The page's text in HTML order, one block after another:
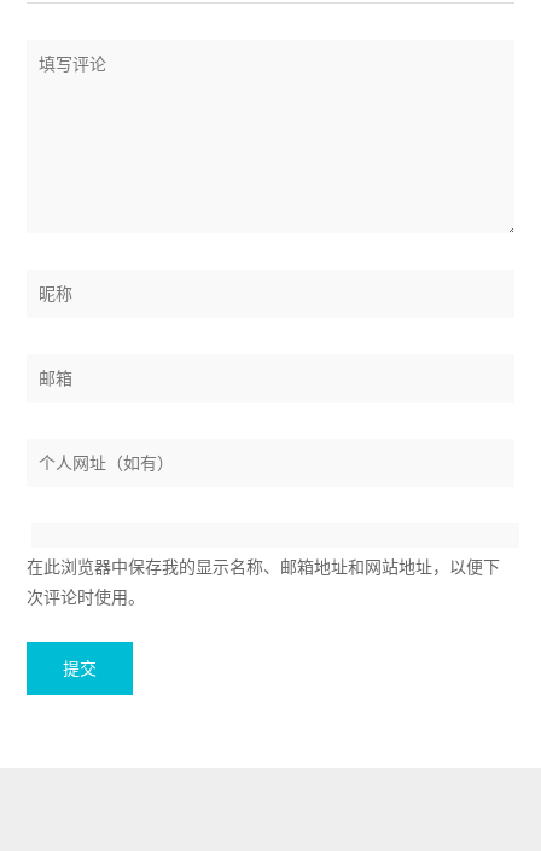
在此浏览器中保存我的显示名称、邮箱地址和网站地址，以便下
次评论时使用。